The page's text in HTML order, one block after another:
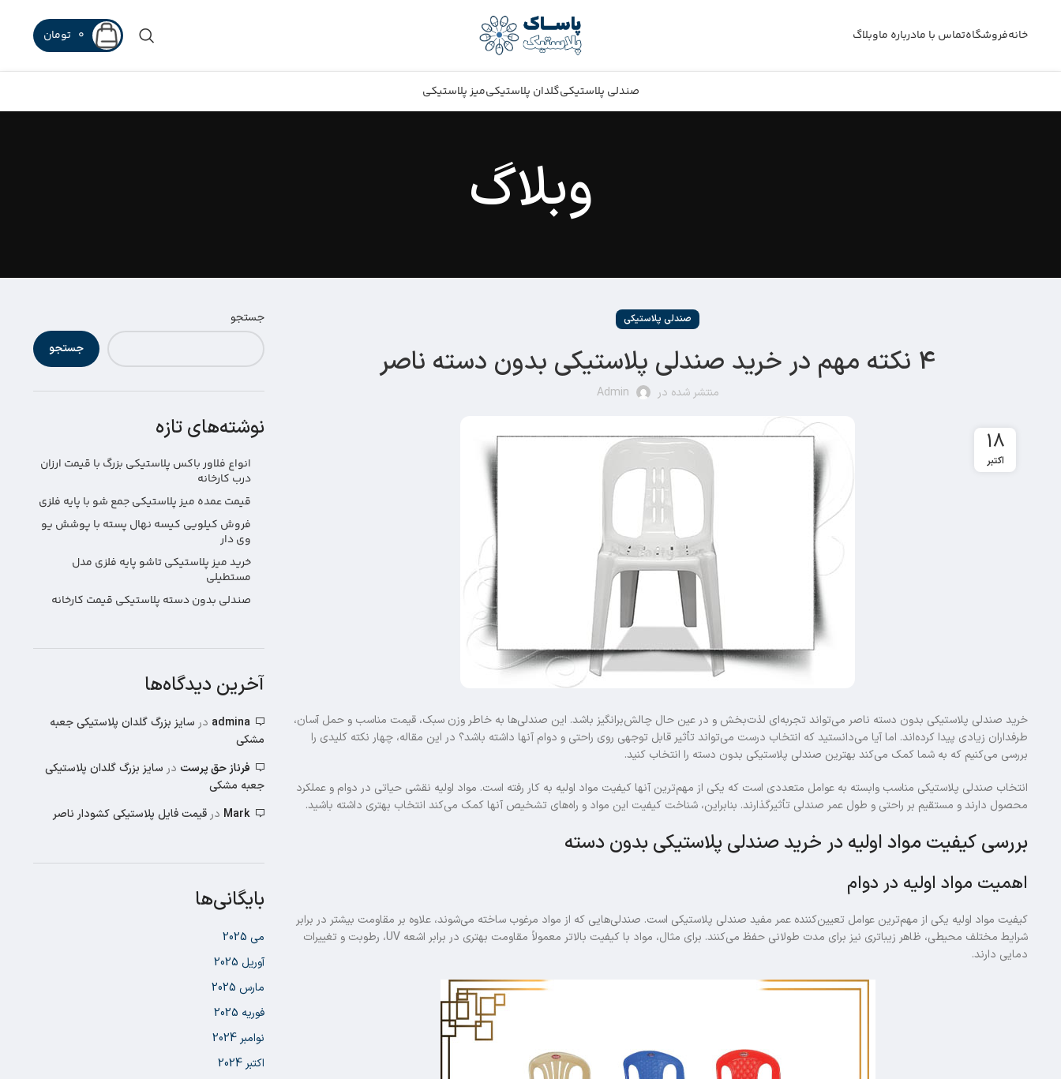
خانهفروشگاهتماس با مادرباره ماوبلاگ 0 تومان
صندلی پلاستیکیگلدان پلاستیکیمیز پلاستیکی
وبلاگ
صندلی پلاستیکی
4 نکته مهم در خرید صندلی پلاستیکی بدون دسته ناصر
منتشر شده در Admin
18
اکتبر
خرید صندلی پلاستیکی بدون دسته ناصر می‌تواند تجربه‌ای لذت‌بخش و در عین حال چالش‌برانگیز باشد. این صندلی‌ها به خاطر وزن سبک، قیمت مناسب و حمل آسان،
طرفداران زیادی پیدا کرده‌اند. اما آیا می‌دانستید که انتخاب درست می‌تواند تأثیر قابل توجهی روی راحتی و دوام آنها داشته باشد؟ در این مقاله، چهار نکته کلیدی را
بررسی می‌کنیم که به شما کمک می‌کند بهترین صندلی پلاستیکی بدون دسته را انتخاب کنید.
انتخاب صندلی پلاستیکی مناسب وابسته به عوامل متعددی است که یکی از مهم‌ترین آنها کیفیت مواد اولیه به کار رفته است. مواد اولیه نقشی حیاتی در دوام و عملکرد
محصول دارند و مستقیم بر راحتی و طول عمر صندلی تأثیرگذارند. بنابراین، شناخت کیفیت این مواد و راه‌های تشخیص آنها کمک می‌کند انتخاب بهتری داشته باشید.
بررسی کیفیت مواد اولیه در خرید صندلی پلاستیکی بدون دسته
اهمیت مواد اولیه در دوام
کیفیت مواد اولیه یکی از مهم‌ترین عوامل تعیین‌کننده عمر مفید صندلی پلاستیکی است. صندلی‌هایی که از مواد مرغوب ساخته می‌شوند، علاوه بر مقاومت بیشتر در برابر
شرایط مختلف محیطی، ظاهر زیباتری نیز برای مدت طولانی حفظ می‌کنند. برای مثال، مواد با کیفیت بالاتر معمولاً مقاومت بهتری در برابر اشعه UV، رطوبت و تغییرات
دمایی دارند.
جستجو
جستجو
نوشته‌های تازه
انواع فلاور باکس پلاستیکی بزرگ با قیمت ارزان
درب کارخانه
قیمت عمده میز پلاستیکی جمع شو با پایه فلزی
فروش کیلویی کیسه نهال پسته با پوشش یو
وی دار
خرید میز پلاستیکی تاشو پایه فلزی مدل
مستطیلی
صندلی بدون دسته پلاستیکی قیمت کارخانه
آخرین دیدگاه‌ها
admina در سایز بزرگ گلدان پلاستیکی جعبه
مشکی
فرناز حق پرست در سایز بزرگ گلدان پلاستیکی
جعبه مشکی
Mark درقیمت فایل پلاستیکی کشودار ناصر
بایگانی‌ها
می 2025
آوریل 2025
مارس 2025
فوریه 2025
نوامبر 2024
اکتبر 2024